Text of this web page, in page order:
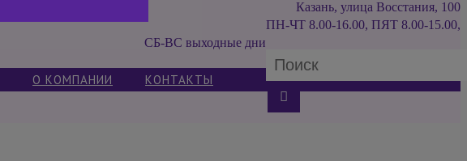
Казань, улица Восстания, 100
ПН-ЧТ 8.00-16.00, ПЯТ 8.00-15.00,
СБ-ВС выходные дни
О КОМПАНИИ КОНТАКТЫ